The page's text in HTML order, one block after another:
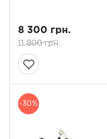
8 300 грн.
11 800 грн.
-30%